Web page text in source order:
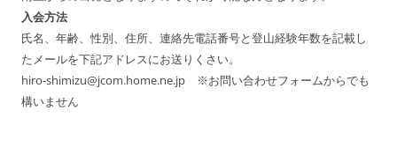
入会方法
氏名、年齢、性別、住所、連絡先電話番号と登山経験年数を記載し
たメールを下記アドレスにお送りくさい。
hiro-shimizu@jcom.home.ne.jp ※お問い合わせフォームからでも
構いません